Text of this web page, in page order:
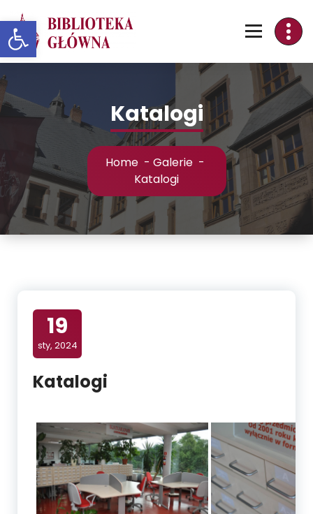
Otwórz pasek narzędzi
to
Content
Katalogi
Home - Galerie -
Katalogi
19
sty, 2024
Katalogi